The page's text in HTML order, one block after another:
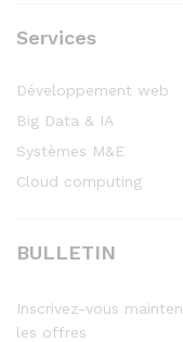
Services
Développement web
Big Data & IA
Systèmes M&E
Cloud computing
BULLETIN
Inscrivez-vous
les offres